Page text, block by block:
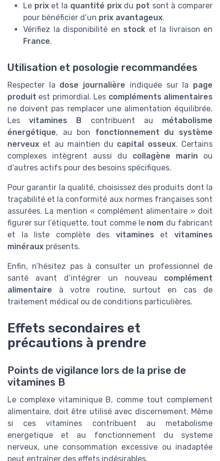
Le prixet la quantité prixdu pot sont à comparer
pour bénéficier d’un prix avantageux.
Vérifiez la disponibilité en stock et la livraison en
France.
Utilisation et posologie recommandées
Respecter la dose journalière indiquée sur la page
produit est primordial. Les compléments alimentaires
ne doivent pas remplacer une alimentation équilibrée.
Lesvitamines B contribuent au métabolisme
énergétique, au bon fonctionnement du système
nerveux et au maintien du capital osseux. Certains
complexes intègrent aussi du collagène marin ou
d’autres actifs pour des besoins spécifiques.
Pour garantir la qualité, choisissez des produits dont la
traçabilité et la conformité aux normes françaises sont
assurées. La mention « complément alimentaire » doit
figurer sur l’étiquette, tout comme le nom du fabricant
et la liste complète des vitamines etvitamines
minéraux présents.
Enfin, n’hésitez pas à consulter un professionnel de
santé avant d’intégrer un nouveau complément
alimentaire à votre routine, surtout en cas de
traitement médical ou de conditions particulières.
Effets secondaires et
précautions à prendre
Points de vigilance lors de la prise de
vitamines B
Le complexe vitaminique B, comme tout complement
alimentaire, doit être utilisé avec discernement. Même
si ces vitamines contribuent au metabolisme
energetique et au fonctionnement du systeme
nerveux, une consommation excessive ou inadaptée
peut entraîner des effets indésirables.